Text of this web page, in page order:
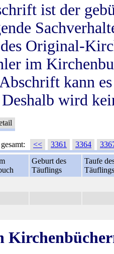
ist der
Original-
im
kann
wird
<< 3361 3364
Geburt des
Täuflings
Taufe
Täuflings